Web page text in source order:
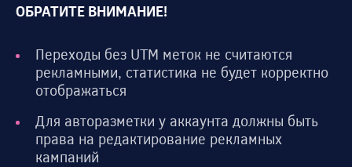
ОБРАТИТЕ ВНИМАНИЕ!
Переходы без UTM меток не считаются
рекламными, статистика не будет корректно
отображаться
Для авторазметки у аккаунта должны быть
права на редактирование рекламных
кампаний